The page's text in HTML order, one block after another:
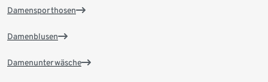
Damensporthosen
Damenblusen
Damenunterwäsche